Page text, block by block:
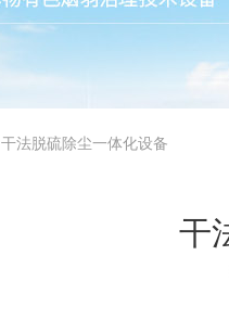
干法脱硫除尘一体化设备
干